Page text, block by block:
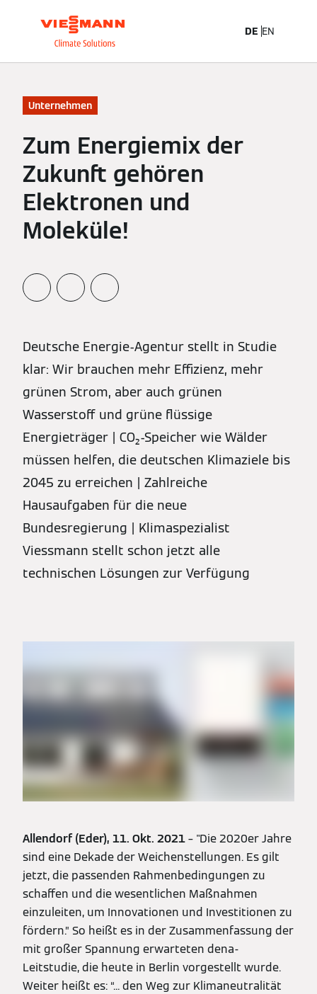
DE EN
Unternehmen
Zum Energiemix der
Zukunft gehören
Elektronen und
Moleküle!
Deutsche Energie-Agentur stellt in Studie
klar: Wir brauchen mehr Effizienz, mehr
grünen Strom, aber auch grünen
Wasserstoff und grüne flüssige
Energieträger | CO₂-Speicher wie Wälder
müssen helfen, die deutschen Klimaziele bis
2045 zu erreichen | Zahlreiche
Hausaufgaben für die neue
Bundesregierung | Klimaspezialist
Viessmann stellt schon jetzt alle
technischen Lösungen zur Verfügung
Allendorf (Eder), 11. Okt. 2021– "Die 2020er Jahre
sind eine Dekade der Weichenstellungen. Es gilt
jetzt, die passenden Rahmenbedingungen zu
schaffen und die wesentlichen Maßnahmen
einzuleiten, um Innovationen und Investitionen zu
fördern.” So heißt es in der Zusammenfassung der
mit großer Spannung erwarteten dena-
Leitstudie, die heute in Berlin vorgestellt wurde.
Weiter heißt es: “... den Weg zur Klimaneutralität